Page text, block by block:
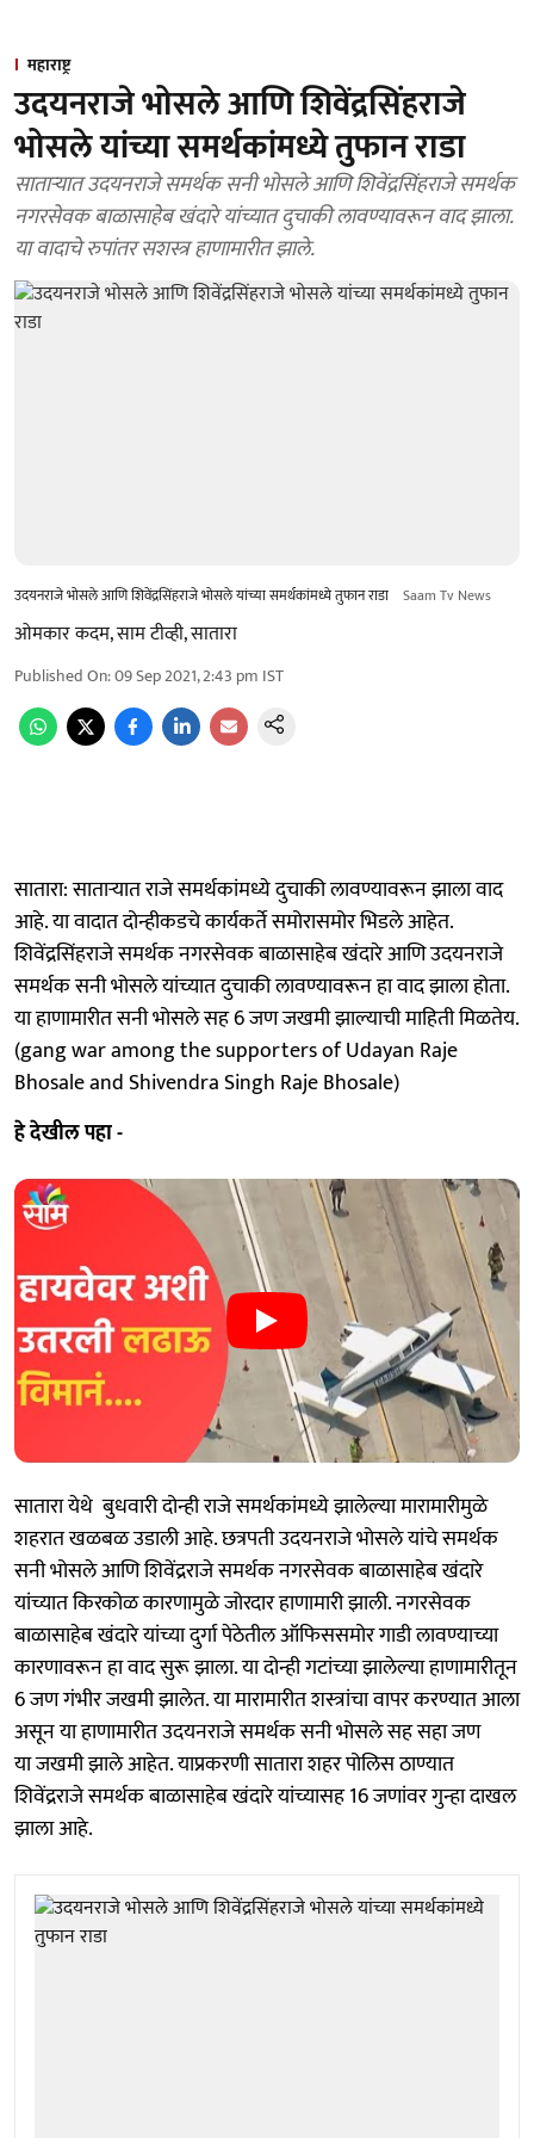
महाराष्ट्र
उदयनराजे भोसले आणि शिवेंद्रसिंहराजे
भोसले यांच्या समर्थकांमध्ये तुफान राडा
साताऱ्यात उदयनराजे समर्थक सनी भोसले आणि शिवेंद्रसिंहराजे समर्थक
नगरसेवक बाळासाहेब खंदारे यांच्यात दुचाकी लावण्यावरून वाद झाला.
या वादाचे रुपांतर सशस्त्र हाणामारीत झाले.
उदयनराजे भोसले आणि शिवेंद्रसिंहराजे भोसले यांच्या समर्थकांमध्ये तुफान राडा Saam Tv News
ओमकार कदम, साम टीव्ही, सातारा
Published On:09 Sep 2021, 2:43 pm IST
सातारा: साताऱ्यात राजे समर्थकांमध्ये दुचाकी लावण्यावरून झाला वाद
आहे. या वादात दोन्हीकडचे कार्यकर्ते समोरासमोर भिडले आहेत.
शिवेंद्रसिंहराजे समर्थक नगरसेवक बाळासाहेब खंदारे आणि उदयनराजे
समर्थक सनी भोसले यांच्यात दुचाकी लावण्यावरून हा वाद झाला होता.
या हाणामारीत सनी भोसले सह 6 जण जखमी झाल्याची माहिती मिळतेय.
(gang war among the supporters of Udayan Raje
Bhosale and Shivendra Singh Raje Bhosale)
हे देखील पहा -
सातारा येथे बुधवारी दोन्ही राजे समर्थकांमध्ये झालेल्या मारामारीमुळे
शहरात खळबळ उडाली आहे. छत्रपती उदयनराजे भोसले यांचे समर्थक
सनी भोसले आणि शिवेंद्रराजे समर्थक नगरसेवक बाळासाहेब खंदारे
यांच्यात किरकोळ कारणामुळे जोरदार हाणामारी झाली. नगरसेवक
बाळासाहेब खंदारे यांच्या दुर्गा पेठेतील ऑफिससमोर गाडी लावण्याच्या
कारणावरून हा वाद सुरू झाला. या दोन्ही गटांच्या झालेल्या हाणामारीतून
6 जण गंभीर जखमी झालेत. या मारामारीत शस्त्रांचा वापर करण्यात आला
असून या हाणामारीत उदयनराजे समर्थक सनी भोसले सह सहा जण
या जखमी झाले आहेत. याप्रकरणी सातारा शहर पोलिस ठाण्यात
शिवेंद्रराजे समर्थक बाळासाहेब खंदारे यांच्यासह 16 जणांवर गुन्हा दाखल
झाला आहे.